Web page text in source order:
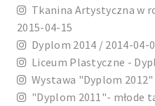
Tkanina Artystyczna w
2015-04-15
Dyplom 2014 / 2014-04-
Liceum Plastyczne -
Wystawa "Dyplom
"Dyplom 2011"- młode